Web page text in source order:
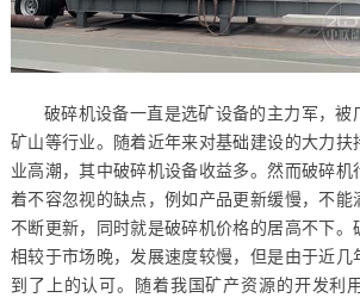
破碎机设备一直是选矿设备的主力军，被
矿山等行业。随着近年来对基础建设的大力扶
业高潮，其中破碎机设备收益多。然而破碎机
着不容忽视的缺点，例如产品更新缓慢，不能
不断更新，同时就是破碎机价格的居高不下。
相较于市场晚，发展速度较慢，但是由于近几
到了上的认可。随着我国矿产资源的开发利